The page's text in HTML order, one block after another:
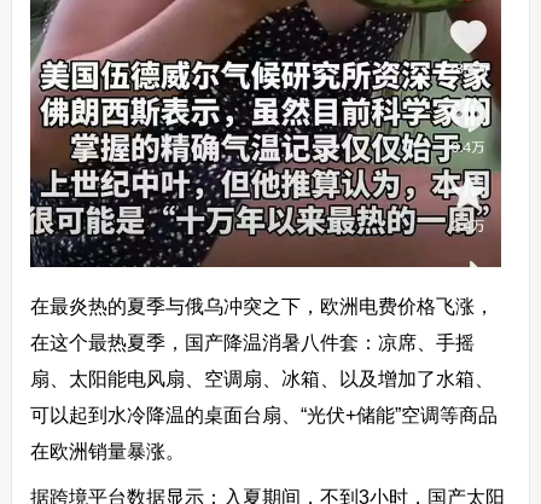
在最炎热的夏季与俄乌冲突之下，欧洲电费价格飞涨，
在这个最热夏季，国产降温消暑八件套：凉席、手摇
扇、太阳能电风扇、空调扇、冰箱、以及增加了水箱、
可以起到水冷降温的桌面台扇、“光伏+储能”空调等商品
在欧洲销量暴涨。
据跨境平台数据显示：入夏期间，不到3小时，国产太阳